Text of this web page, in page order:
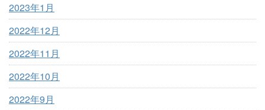
2023年1月
2022年12月
2022年11月
2022年10月
2022年9月